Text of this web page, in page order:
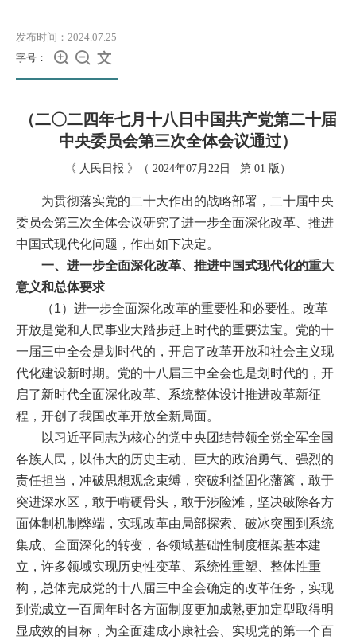
发布时间：2024.07.25
字号：
  
（二〇二四年七月十八日中国共产党第二十届
中央委员会第三次全体会议通过）
《 人民日报 》（ 2024年07月22日 第 01 版）
为贯彻落实党的二十大作出的战略部署，二十届中央
委员会第三次全体会议研究了进一步全面深化改革、推进
中国式现代化问题，作出如下决定。
一、进一步全面深化改革、推进中国式现代化的重大
意义和总体要求
（1）进一步全面深化改革的重要性和必要性。改革
开放是党和人民事业大踏步赶上时代的重要法宝。党的十
一届三中全会是划时代的，开启了改革开放和社会主义现
代化建设新时期。党的十八届三中全会也是划时代的，开
启了新时代全面深化改革、系统整体设计推进改革新征
程，开创了我国改革开放全新局面。
以习近平同志为核心的党中央团结带领全党全军全国
各族人民，以伟大的历史主动、巨大的政治勇气、强烈的
责任担当，冲破思想观念束缚，突破利益固化藩篱，敢于
突进深水区，敢于啃硬骨头，敢于涉险滩，坚决破除各方
面体制机制弊端，实现改革由局部探索、破冰突围到系统
集成、全面深化的转变，各领域基础性制度框架基本建
立，许多领域实现历史性变革、系统性重塑、整体性重
构，总体完成党的十八届三中全会确定的改革任务，实现
到党成立一百周年时各方面制度更加成熟更加定型取得明
显成效的目标，为全面建成小康社会、实现党的第一个百